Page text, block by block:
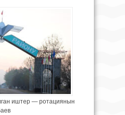
иштер — ротациянын